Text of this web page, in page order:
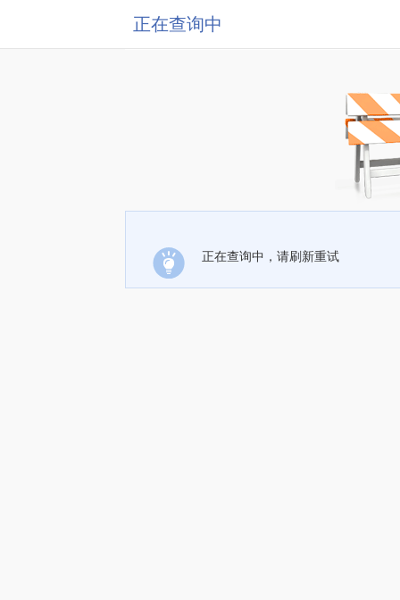
正在查询中
正在查询中，请刷新重试